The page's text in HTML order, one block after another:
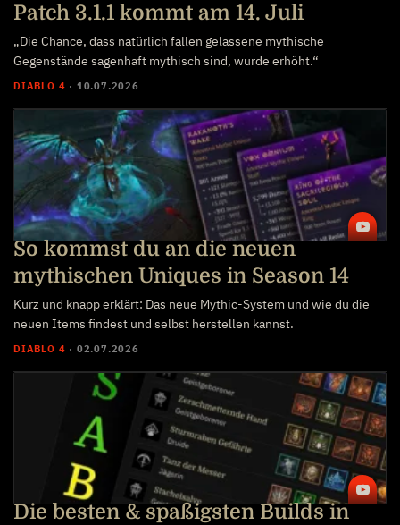
Patch 3.1.1 kommt am 14. Juli
„Die Chance, dass natürlich fallen gelassene mythische
Gegenstände sagenhaft mythisch sind, wurde erhöht.“
DIABLO 4 · 10.07.2026
So kommst du an die neuen
mythischen Uniques in Season 14
Kurz und knapp erklärt: Das neue Mythic-System und wie du die
neuen Items findest und selbst herstellen kannst.
DIABLO 4 · 02.07.2026
Die besten & spaßigsten Builds in